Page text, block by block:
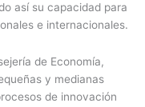
así su capacidad para
e internacionales.
de Economía,
y medianas
de innovación